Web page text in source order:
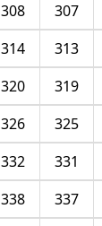
307
308
313
314
319
320
325
326
331
332
337
338